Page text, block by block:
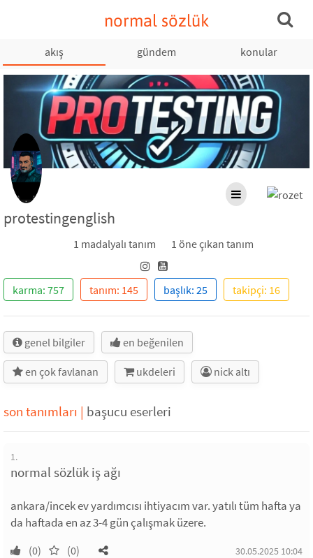
normal sözlük
akış gündem konular
protestingenglish
1 madalyalı tanım 1 öne çıkan tanım
karma: 757 tanım: 145 başlık: 25 takipçi: 16
genel bilgiler en beğenilen
en çok favlanan ukdeleri nick altı
son tanımları | başucu eserleri
1.
normal sözlük iş ağı
ankara/incek ev yardımcısı ihtiyacım var. yatılı tüm hafta ya
da haftada en az 3-4 gün çalışmak üzere.
(0) (0) 30.05.2025 10:04